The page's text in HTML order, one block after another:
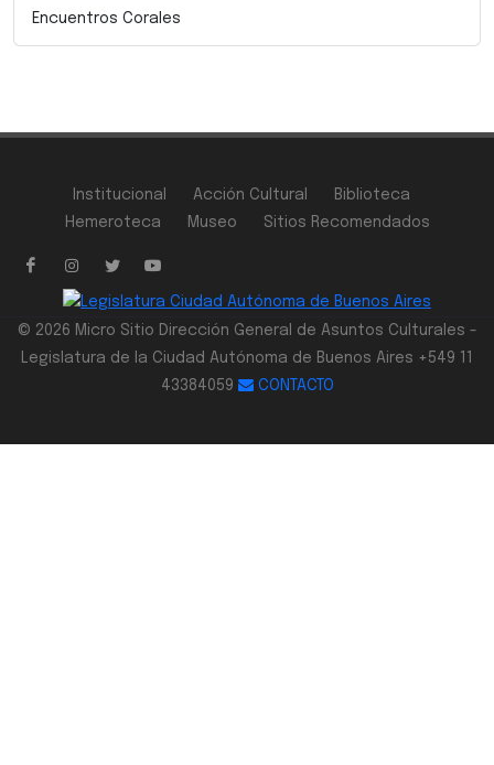
Encuentros Corales
Institucional Acción Cultural
Biblioteca
Hemeroteca
Museo Sitios Recomendados
© 2026 Micro Sitio Dirección General de Asuntos Culturales -
Legislatura de la Ciudad Autónoma de Buenos Aires +549 11
43384059
CONTACTO